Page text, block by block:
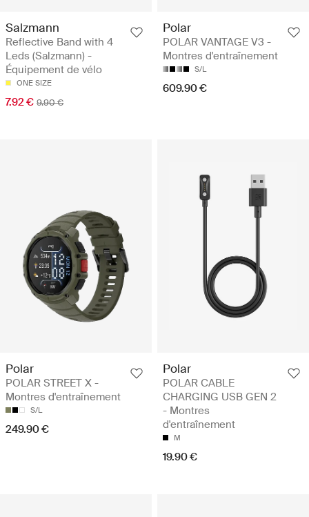
Salzmann
Reflective Band with 4
Leds (Salzmann) -
Équipement de vélo
ONE SIZE
7.92 € 9.90 €
Polar
POLAR VANTAGE V3 -
Montres d'entraînement
S/L
609.90 €
Polar
POLAR STREET X -
Montres d'entraînement
S/L
249.90 €
Polar
POLAR CABLE
CHARGING USB GEN 2
- Montres
d'entraînement
M
19.90 €